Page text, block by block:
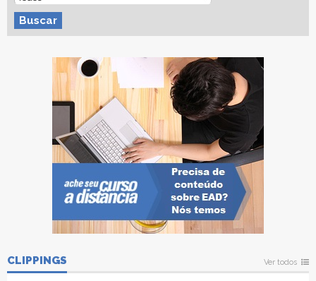
Buscar
CLIPPINGS Ver todos